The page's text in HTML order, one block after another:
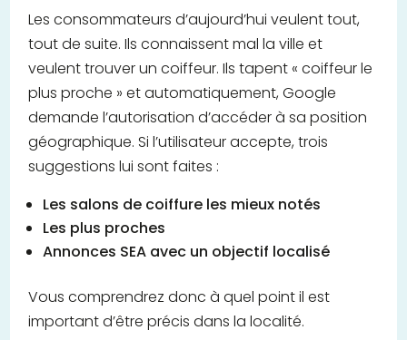
Les consommateurs d’aujourd’hui veulent tout,
tout de suite. Ils connaissent mal la ville et
veulent trouver un coiffeur. Ils tapent « coiffeur le
plus proche » et automatiquement, Google
demande l’autorisation d’accéder à sa position
géographique. Si l’utilisateur accepte, trois
suggestions lui sont faites :
Les salons de coiffure les mieux notés
Les plus proches
Annonces SEA avec un objectif localisé
Vous comprendrez donc à quel point il est
important d’être précis dans la localité.